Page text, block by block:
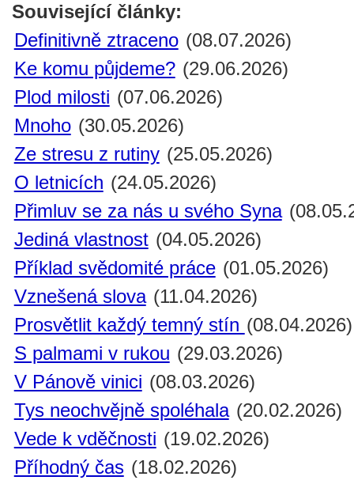
Související články:
Definitivně ztraceno (08.07.2026)
Ke komu půjdeme? (29.06.2026)
Plod milosti (07.06.2026)
Mnoho (30.05.2026)
Ze stresu z rutiny (25.05.2026)
O letnicích (24.05.2026)
Přimluv se za nás u svého Syna
Jediná vlastnost (04.05.2026)
Příklad svědomité práce (01.05.2026)
Vznešená slova (11.04.2026)
Prosvětlit každý temný stín (08.04.2026)
S palmami v rukou (29.03.2026)
V Pánově vinici (08.03.2026)
Tys neochvějně spoléhala (20.02.2026)
Vede k vděčnosti (19.02.2026)
Příhodný čas (18.02.2026)